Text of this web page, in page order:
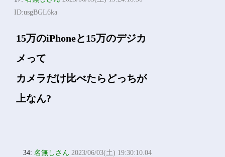
ID:usgBGL6ka
15万のiPhoneと15万のデジカ
メって
カメラだけ比べたらどっちが
上なん?
34:名無しさん 2023/06/03(土) 19:30:10.04